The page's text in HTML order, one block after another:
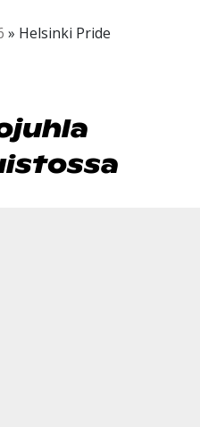
» Helsinki Pride